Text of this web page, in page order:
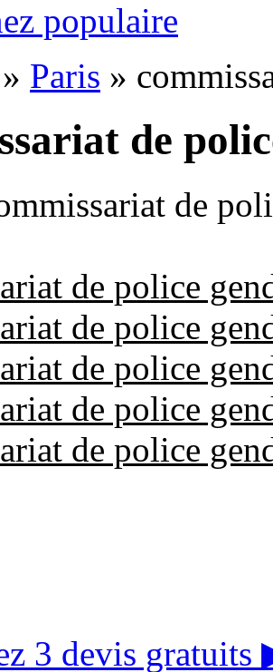
populaire
» Paris »
de
de
de police
de police
de police
de police
de police
3 devis gratuits